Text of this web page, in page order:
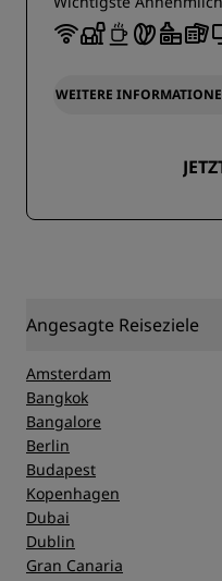
WEITERE
Angesagte Reiseziele
Amsterdam
Bangkok
Bangalore
Berlin
Budapest
Kopenhagen
Dubai
Dublin
Gran Canaria